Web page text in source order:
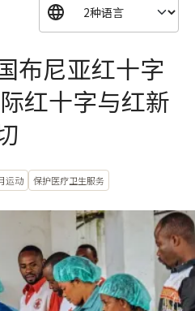
布尼亚红十字
红十字与红新
运动 保护医疗卫生服务